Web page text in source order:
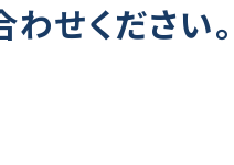
せください。